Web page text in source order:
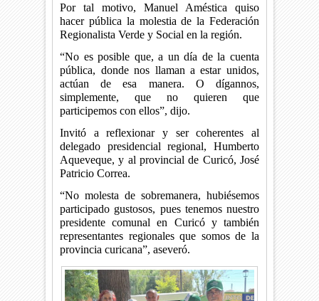
Por tal motivo, Manuel Améstica quiso
hacer pública la molestia de la Federación
Regionalista Verde y Social en la región.
“No es posible que, a un día de la cuenta
pública, donde nos llaman a estar unidos,
actúan de esa manera. O dígannos,
simplemente, que no quieren que
participemos con ellos”, dijo.
Invitó a reflexionar y ser coherentes al
delegado presidencial regional, Humberto
Aqueveque, y al provincial de Curicó, José
Patricio Correa.
“No molesta de sobremanera, hubiésemos
participado gustosos, pues tenemos nuestro
presidente comunal en Curicó y también
representantes regionales que somos de la
provincia curicana”, aseveró.